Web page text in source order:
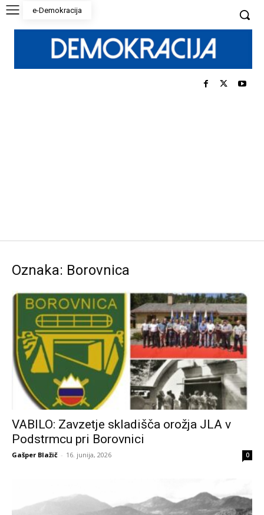
e-Demokracija
Oznaka: Borovnica
VABILO: Zavzetje skladišča orožja JLA v
Podstrmcu pri Borovnici
Gašper Blažič - 16. junija, 2026 0